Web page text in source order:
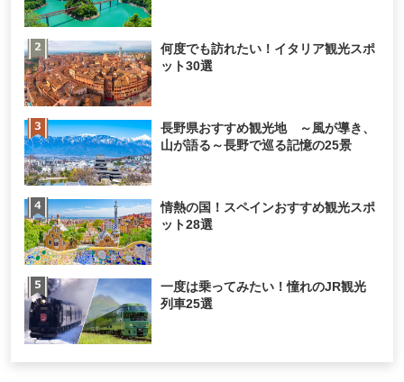
何度でも訪れたい！イタリア観光スポ
ット30選
長野県おすすめ観光地 ～風が導き、
山が語る～長野で巡る記憶の25景
情熱の国！スペインおすすめ観光スポ
ット28選
一度は乗ってみたい！憧れのJR観光
列車25選